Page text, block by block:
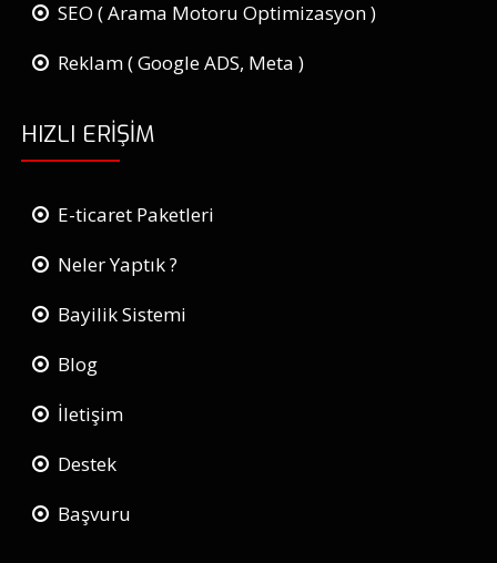
SEO ( Arama Motoru Optimizasyon )
Reklam ( Google ADS, Meta )
HIZLI ERIŞIM
E-ticaret Paketleri
Neler Yaptık ?
Bayilik Sistemi
Blog
İletişim
Destek
Başvuru